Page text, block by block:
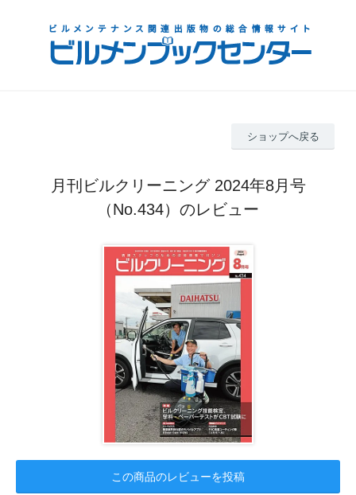
ショップへ戻る
月刊ビルクリーニング 2024年8月号
（No.434）のレビュー
この商品のレビューを投稿